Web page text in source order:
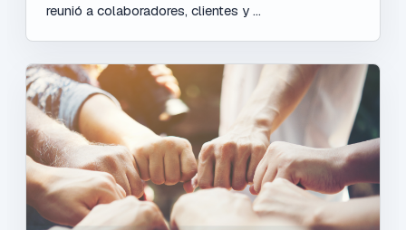
reunió a colaboradores, clientes y ...